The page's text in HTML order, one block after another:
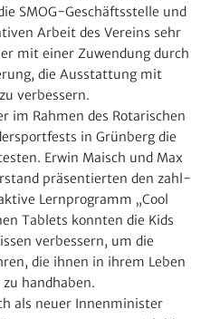
SMOG-Geschäfts­stelle und
Arbeit des Vereins sehr
mit einer Zuwen­dung durch
die Ausstat­tung mit
verbessern.
im Rahmen des Rota­ri­schen
in Grün­berg die
Erwin Maisch und Max
präsen­tierten den zahl­
Lern­pro­gramm „Cool
Tablets konnten die Kids
verbes­sern, um die
die ihnen in ihrem Leben
handhaben.
als neuer Innen­mi­nister